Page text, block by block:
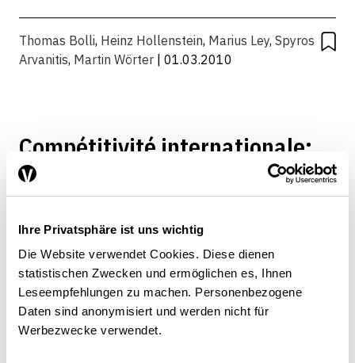
Ihre Privatsphäre ist uns wichtig
Die Website verwendet Cookies. Diese dienen
statistischen Zwecken und ermöglichen es, Ihnen
Leseempfehlungen zu machen. Personenbezogene
Daten sind anonymisiert und werden nicht für
Werbezwecke verwendet.
Thomas Bolli, Heinz Hollenstein, Marius Ley, Spyros
Arvanitis, Martin Wörter| 01.03.2010
Compétitivité internationale:
où se situe la Suisse?
Spyros Arvanitis,Heinz Hollenstein,Marius Ley|
01.03.2008